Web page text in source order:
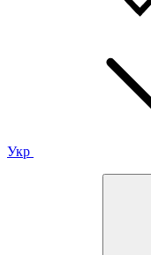
Укр